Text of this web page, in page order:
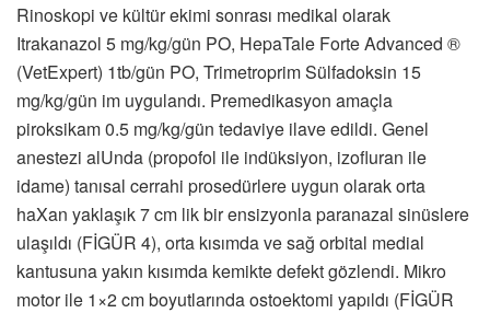
Rinoskopi ve kültür ekimi sonrası medikal olarak
Itrakanazol 5 mg/kg/gün PO, HepaTale Forte Advanced ®
(VetExpert) 1tb/gün PO, Trimetroprim Sülfadoksin 15
mg/kg/gün im uygulandı. Premedikasyon amaçla
piroksikam 0.5 mg/kg/gün tedaviye ilave edildi. Genel
anestezi alUnda (propofol ile indüksiyon, izofluran ile
idame) tanısal cerrahi prosedürlere uygun olarak orta
haXan yaklaşık 7 cm lik bir ensizyonla paranazal sinüslere
ulaşıldı (FİGÜR 4), orta kısımda ve sağ orbital medial
kantusuna yakın kısımda kemikte defekt gözlendi. Mikro
motor ile 1×2 cm boyutlarında ostoektomi yapıldı (FİGÜR